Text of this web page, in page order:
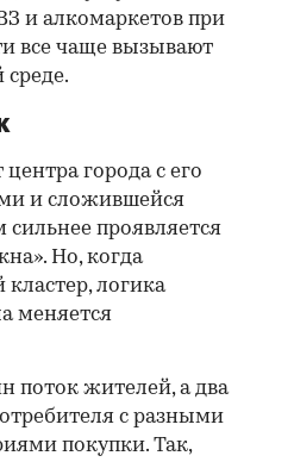
и алкомаркетов при
все чаще вызывают
города с его
и сложившейся
сильнее проявляется
Но, когда
логика
меняется
поток жителей, а два
с разными
покупки. Так,